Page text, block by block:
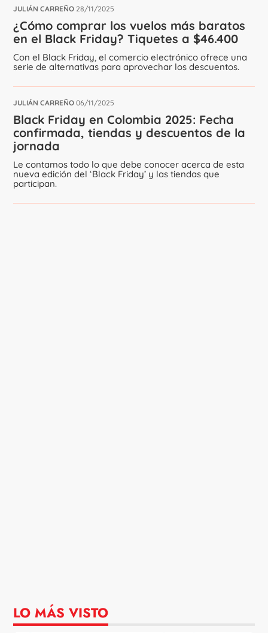
JULIÁN CARREÑO 28/11/2025
¿Cómo comprar los vuelos más baratos
en el Black Friday? Tiquetes a $46.400
Con el Black Friday, el comercio electrónico ofrece una
serie de alternativas para aprovechar los descuentos.
JULIÁN CARREÑO 06/11/2025
Black Friday en Colombia 2025: Fecha
confirmada, tiendas y descuentos de la
jornada
Le contamos todo lo que debe conocer acerca de esta
nueva edición del ‘Black Friday’ y las tiendas que
participan.
LO MÁS VISTO